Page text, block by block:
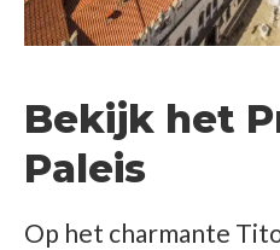
Bekijk het
Paleis
Op het charmante